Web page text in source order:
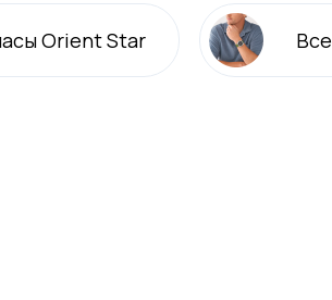
Orient Star Все